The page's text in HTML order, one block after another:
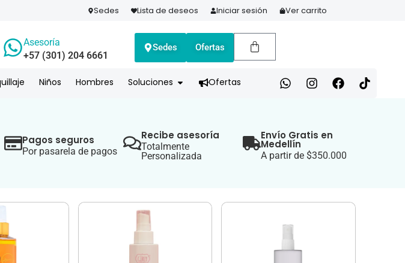
COMPRA HOY Y PAGA EN 3 CUOTAS CON ADDI
Sedes Lista de deseos Iniciar sesión Ver carrito
Asesoría
+57 (301) 204 6661
Sedes Ofertas
Niños Hombres Soluciones Ofertas
Pagos seguros
Por pasarela de pagos
Recibe asesoría
Totalmente
Personalizada
Envío Gratis en
Medellín
A partir de $350.000